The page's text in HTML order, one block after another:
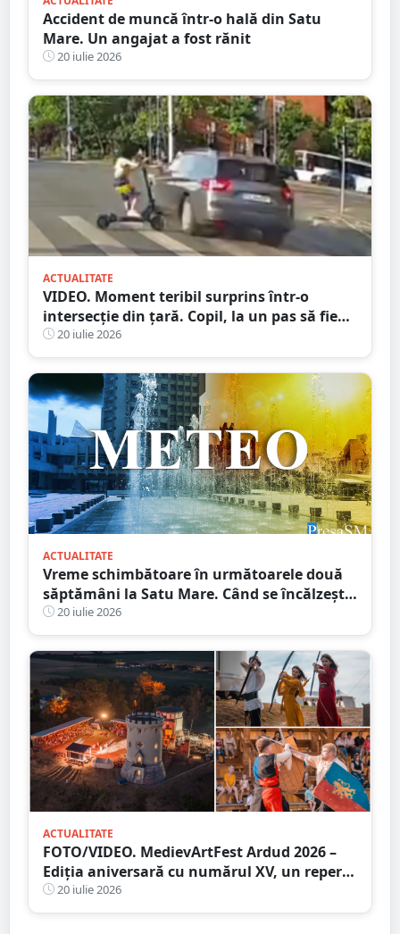
Accident de muncă într-o hală din Satu
Mare. Un angajat a fost rănit
20 iulie 2026
ACTUALITATE
VIDEO. Moment teribil surprins într-o
intersecție din țară. Copil, la un pas să fie
spulberat de mașină
20 iulie 2026
ACTUALITATE
Vreme schimbătoare în următoarele două
săptămâni la Satu Mare. Când se încălzește,
din nou, vremea
20 iulie 2026
ACTUALITATE
FOTO/VIDEO. MedievArtFest Ardud 2026 –
Ediția aniversară cu numărul XV, un reper
al vieții culturale din județul Satu Mare
20 iulie 2026